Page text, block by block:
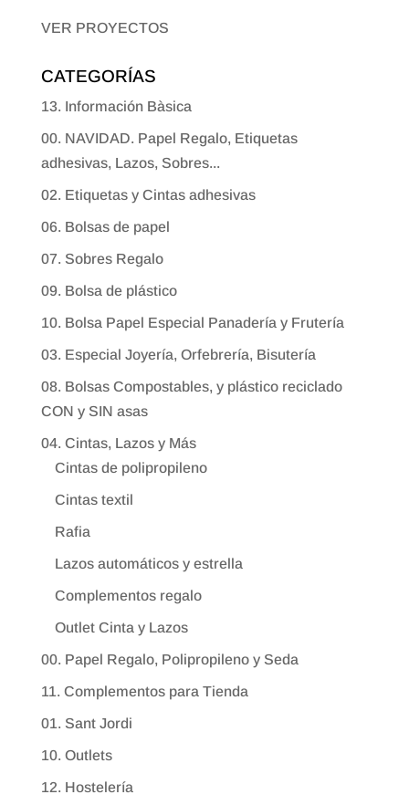
VER PROYECTOS
CATEGORÍAS
13. Información Bàsica
00. NAVIDAD. Papel Regalo, Etiquetas
adhesivas, Lazos, Sobres...
02. Etiquetas y Cintas adhesivas
06. Bolsas de papel
07. Sobres Regalo
09. Bolsa de plástico
10. Bolsa Papel Especial Panadería y Frutería
03. Especial Joyería, Orfebrería, Bisutería
08. Bolsas Compostables, y plástico reciclado
CON y SIN asas
04. Cintas, Lazos y Más
Cintas de polipropileno
Cintas textil
Rafia
Lazos automáticos y estrella
Complementos regalo
Outlet Cinta y Lazos
00. Papel Regalo, Polipropileno y Seda
11. Complementos para Tienda
01. Sant Jordi
10. Outlets
12. Hostelería